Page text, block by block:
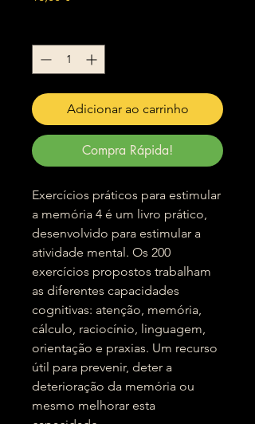
Adicionar ao carrinho
Compra Rápida!
Exercícios práticos para estimular
a memória 4 é um livro prático,
desenvolvido para estimular a
atividade mental. Os 200
exercícios propostos trabalham
as diferentes capacidades
cognitivas: atenção, memória,
cálculo, raciocínio, linguagem,
orientação e praxias. Um recurso
útil para prevenir, deter a
deterioração da memória ou
mesmo melhorar esta